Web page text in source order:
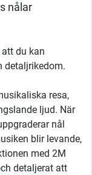
nålar
du kan
detaljrikedom.
resa,
ljud. När
nål
blir levande,
med 2M
detaljerat att